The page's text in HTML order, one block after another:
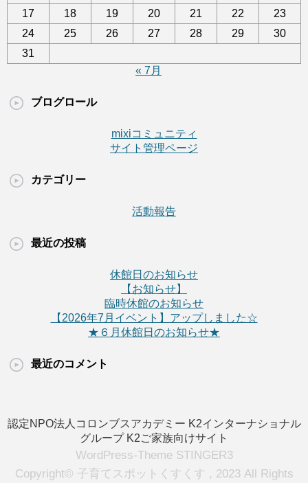
17
18 19 20 21 22
23
24
25 26 27 28 29
30
31
« 7月
ブログロール
mixiコミュニティ
サイト管理ページ
カテゴリー
活動報告
最近の投稿
休館日のお知らせ
【お知らせ】
臨時休館のお知らせ
【2026年7月イベント】アップしました☆
★６月休館日のお知らせ★
最近のコメント
認定NPO法人コロンブスアカデミー K2インターナショナル
グループ K2ご家族向けサイト
WordPress-Theme STINGER3
Copyright© 子育てスポットくすくす , 2023 All Rights